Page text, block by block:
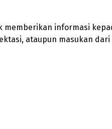
memberikan informasi
ataupun masukan